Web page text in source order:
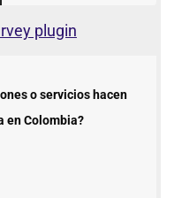
plugin
o servicios hacen
en Colombia?